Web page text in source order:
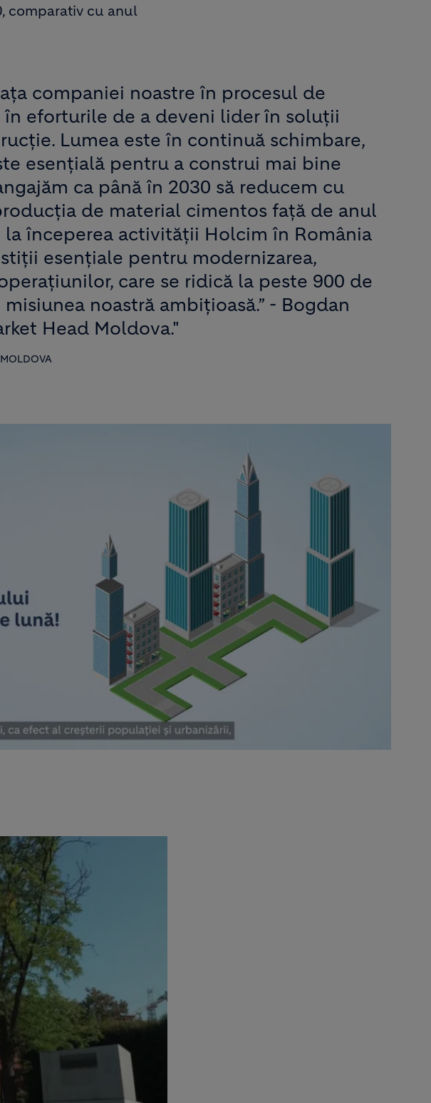
comparativ cu anul
companiei noastre în procesul de
eforturile de a deveni lider în soluții
Lumea este în continuă schimbare,
esențială pentru a construi mai bine
ca până în 2030 să reducem cu
de material cimentos față de anul
începerea activității Holcim în România
esențiale pentru modernizarea,
care se ridică la peste 900 de
noastră ambițioasă.” - Bogdan
Head Moldova."